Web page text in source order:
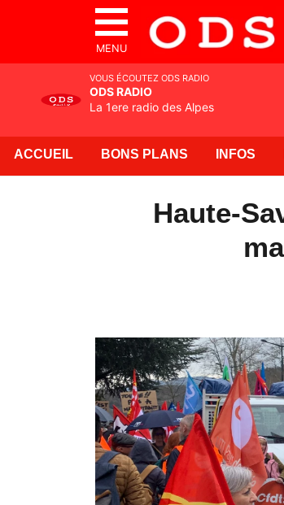
MENU
ACCUEIL BONS PLANS INFOS
Haute-
VOUS ÉCOUTEZ ODS RADIO
ODS RADIO
La 1ere radio des Alpes